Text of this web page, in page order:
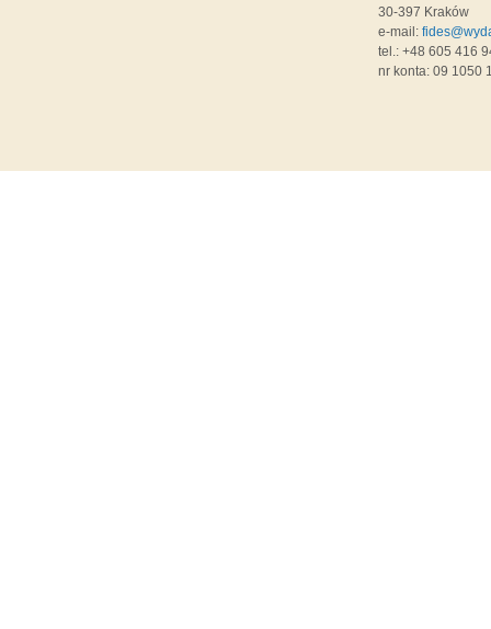
30-397 Kraków
e-mail:
tel.: +48 605 416
nr konta: 09 1050